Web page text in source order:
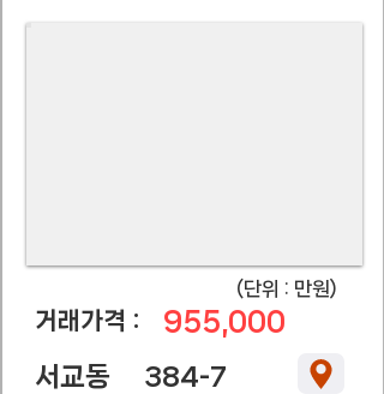
​(단위 : 만원)
​거래가격 : 955,000
서교동 384-7